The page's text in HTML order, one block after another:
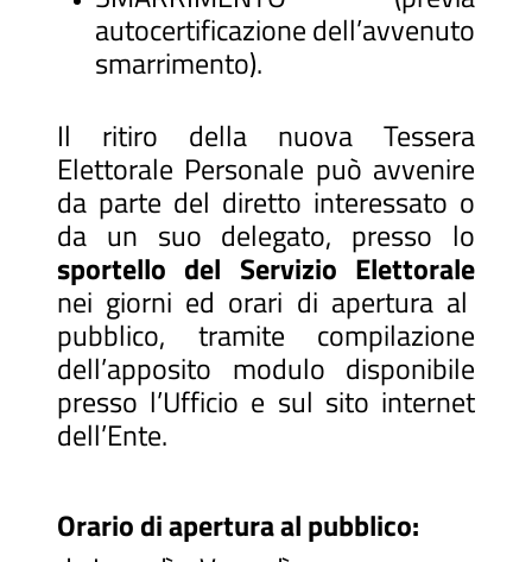
autocertificazione dell’avvenuto
smarrimento).
Il ritiro della nuova Tessera
Elettorale Personale può avvenire
da parte del diretto interessato o
da un suo delegato, presso lo
sportello del Servizio Elettorale
nei giorni ed orari di apertura al
pubblico, tramite compilazione
dell’apposito modulo disponibile
presso l’Ufficio e sul sito internet
dell’Ente.
Orario di apertura al pubblico: